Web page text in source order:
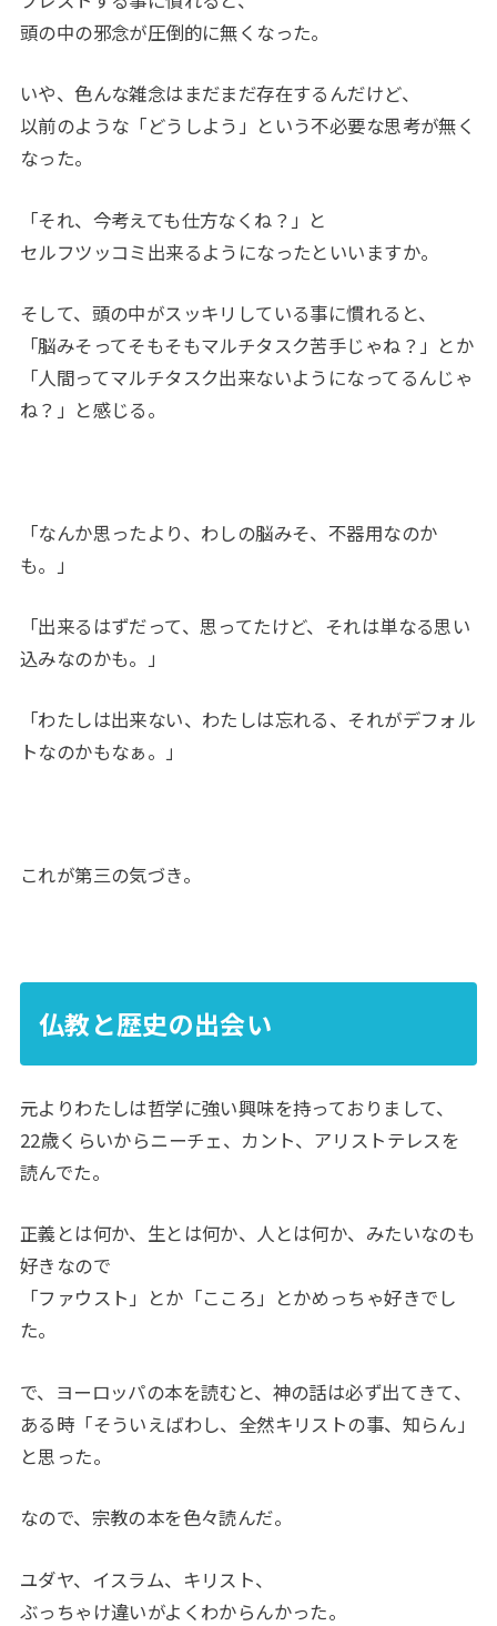
頭の中の邪念が圧倒的に無くなった。
いや、色んな雑念はまだまだ存在するんだけど、
以前のような「どうしよう」という不必要な思考が無く
なった。
「それ、今考えても仕方なくね？」と
セルフツッコミ出来るようになったといいますか。
そして、頭の中がスッキリしている事に慣れると、
「脳みそってそもそもマルチタスク苦手じゃね？」とか
「人間ってマルチタスク出来ないようになってるんじゃ
ね？」と感じる。
「なんか思ったより、わしの脳みそ、不器用なのか
も。」
「出来るはずだって、思ってたけど、それは単なる思い
込みなのかも。」
「わたしは出来ない、わたしは忘れる、それがデフォル
トなのかもなぁ。」
これが第三の気づき。
仏教と歴史の出会い
元よりわたしは哲学に強い興味を持っておりまして、
22歳くらいからニーチェ、カント、アリストテレスを
読んでた。
正義とは何か、生とは何か、人とは何か、みたいなのも
好きなので
「ファウスト」とか「こころ」とかめっちゃ好きでし
た。
で、ヨーロッパの本を読むと、神の話は必ず出てきて、
ある時「そういえばわし、全然キリストの事、知らん」
と思った。
なので、宗教の本を色々読んだ。
ユダヤ、イスラム、キリスト、
ぶっちゃけ違いがよくわからんかった。